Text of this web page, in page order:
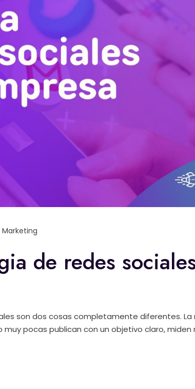
Marketing
de redes
son dos cosas completamente diferentes.
muy pocas publican con un objetivo claro,